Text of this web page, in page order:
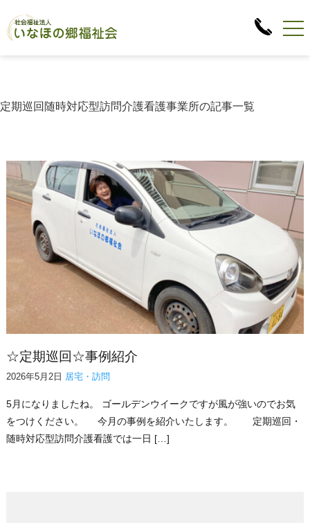
定期巡回随時対応型訪問介護看護事業所の記事一覧
☆定期巡回☆事例紹介
2026年5月2日 居宅・訪問
5月になりましたね。 ゴールデンウイークですが風が強いのでお気
をつけください。 今月の事例を紹介いたします。 定期巡回・
随時対応型訪問介護看護では一日 […]